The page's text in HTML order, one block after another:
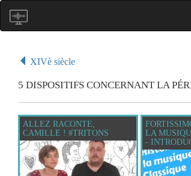
XIVè siècle
5 DISPOSITIFS CONCERNANT LA
ALLEZ RACONTE,
CAMILLE ! #TRITONS
LA
-